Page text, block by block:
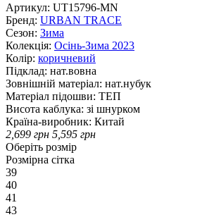
Артикул: UT15796-MN
Бренд: URBAN TRACE
Сезон: Зима
Колекція: Осінь-Зима 2023
Колір: коричневий
Підклад: нат.вовна
Зовнішній матеріал: нат.нубук
Матеріал підошви: ТЕП
Висота каблука: зі шнурком
Країна-виробник: Китай
2,699 грн 5,595 грн
Оберіть розмір
Розмірна сітка
39
40
41
43